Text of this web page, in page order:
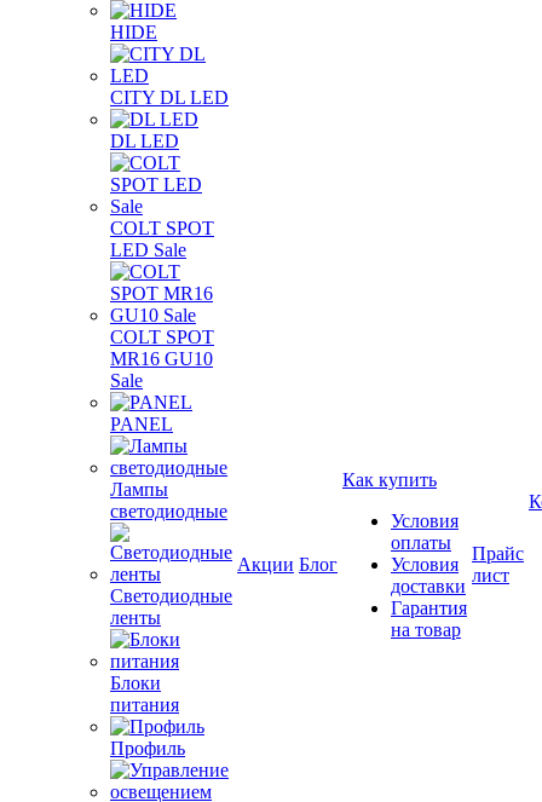
HIDE
CITY DL LED
DL LED
COLT SPOT
LED Sale
COLT SPOT
MR16 GU10
Sale
PANEL
Лампы
светодиодные
Светодиодные
ленты
Блоки
питания
Профиль
Акции Блог
Как купить
Условия
оплаты
Условия
доставки
Гарантия
на товар
Прайс
лист